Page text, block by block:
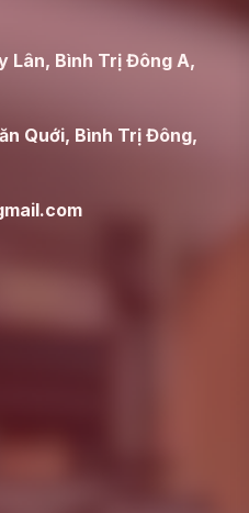
Lân, Bình Trị Đông A,
Quới, Bình Trị Đông,